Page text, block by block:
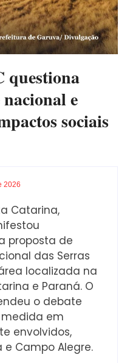
questiona
e
sociais
2026
Catarina,
proposta de
das Serras
localizada na
e Paraná. O
o debate
em
envolvidos,
e Campo Alegre.